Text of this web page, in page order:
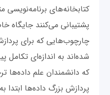
کتابخانه‌های برنامه‌نویسی
پشتیبانی می‌کنند جایگاه
چارچوب‌هایی که برای
شده‌اند به اندازه‌ای تکامل
که دانشمندان علم داده‌ها
پردازش بزرگ داده‌ها ابتدا